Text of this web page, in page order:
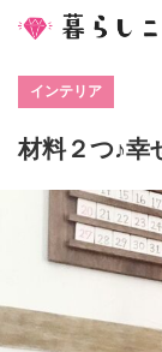
インテリア
材料２つ♪幸